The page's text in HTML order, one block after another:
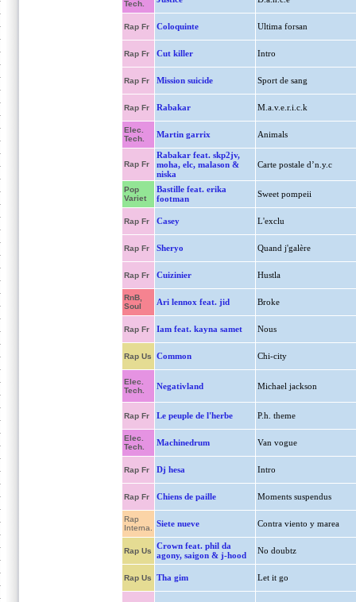
Tech.
Rap Fr Coloquinte Ultima forsan
Rap Fr Cut killer Intro
Rap Fr Mission suicide Sport de sang
Rap Fr Rabakar M.a.v.e.r.i.c.k
Elec.
Tech.
Martin garrix Animals
Rap Fr
Rabakar feat. skp2jv,
moha, elc, malason &
niska
Carte postale d’n.y.c
Pop
Variet
Bastille feat. erika
footman
Sweet pompeii
Rap Fr Casey L'exclu
Rap Fr Sheryo Quand j'galère
Rap Fr Cuizinier Hustla
RnB,
Soul
Ari lennox feat. jid Broke
Rap Fr Iam feat. kayna samet Nous
Rap Us Common Chi-city
Elec.
Tech.
Negativland Michael jackson
Rap Fr Le peuple de l'herbe P.h. theme
Elec.
Tech.
Machinedrum Van vogue
Rap Fr Dj hesa Intro
Rap Fr Chiens de paille Moments suspendus
Rap
Interna.
Siete nueve Contra viento y marea
Rap Us
Crown feat. phil da
agony, saigon & j-hood
No doubtz
Rap Us Tha gim Let it go